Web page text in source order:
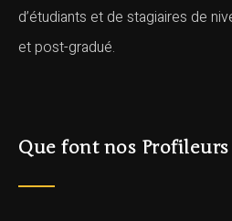
d’étudiants et de stagiaires de
et post-gradué.
Que font nos Profileurs